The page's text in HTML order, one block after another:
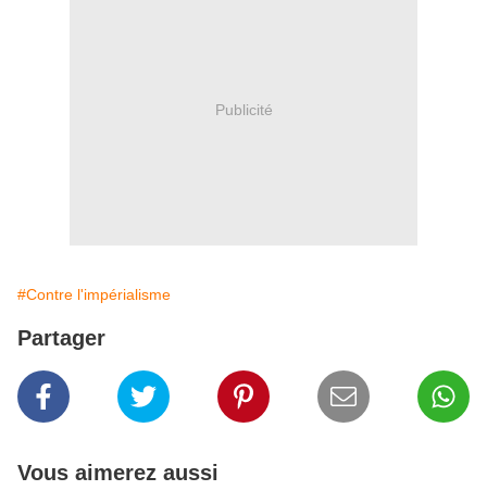
Publicité
#Contre l'impérialisme
Partager
Vous aimerez aussi